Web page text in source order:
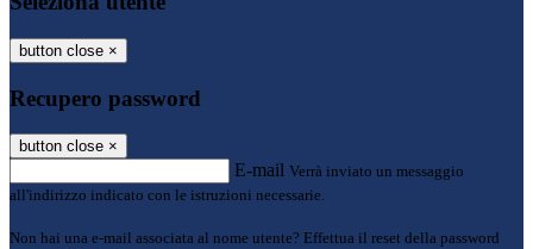
button close ×
Recupero password
button close ×
E-mail Verrà inviato un messaggio
all'indirizzo indicato con le istruzioni necessarie.
Non hai una e-mail associata al nome utente? Effettua il reset della password